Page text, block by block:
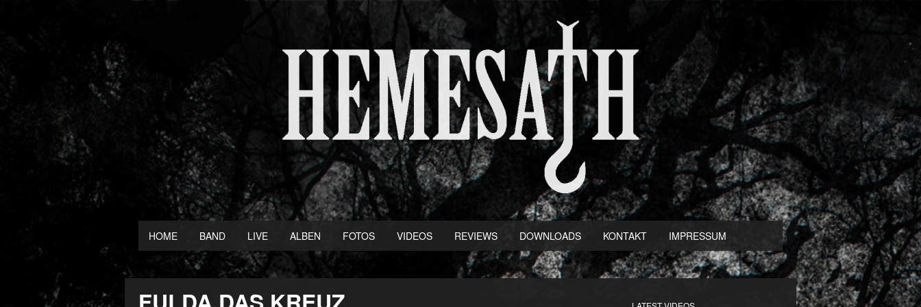
HOME BAND LIVE ALBEN FOTOS VIDEOS REVIEWS DOWNLOADS KONTAKT IMPRESSUM